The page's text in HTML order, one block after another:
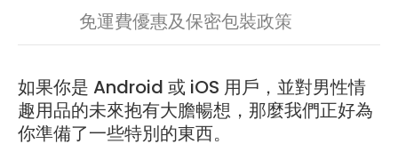
免運費優惠及保密包裝政策
如果你是 Android 或 iOS 用戶，並對男性情
趣用品的未來抱有大膽暢想，那麼我們正好為
你準備了一些特別的東西。